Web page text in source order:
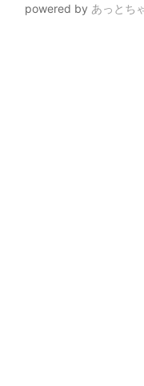
powered by あっとち